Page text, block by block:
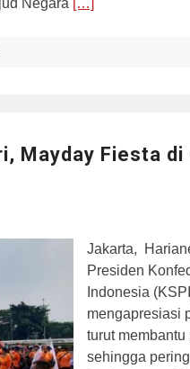
Mayday Fiesta di
Jakarta,
Presiden
Indonesia
mengapresiasi
turut
sehingga